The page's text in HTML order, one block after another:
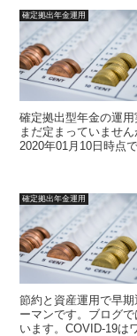
確定拠出年金運用
確定拠出型年金の運
まだ定まっていませ
2020年01月10日時点
確定拠出年金運用
節約と資産運用で早
ーマンです。ブログ
います。COVID-19は